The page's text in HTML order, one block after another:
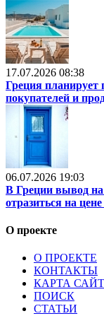
17.07.2026 08:38
Греция планирует
покупателей и
06.07.2026 19:03
В Греции вывод
отразиться на
О проекте
О ПРОЕКТЕ
КОНТАКТЫ
КАРТА
ПОИСК
СТАТЬИ